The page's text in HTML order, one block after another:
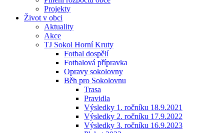
Projekty
Život v obci
Aktuality
Akce
TJ Sokol Horní Kruty
Fotbal dospělí
Fotbalová přípravka
Opravy sokolovny
Běh pro Sokolovnu
Trasa
Pravidla
Výsledky 1. ročníku 18.9.2021
Výsledky 2. ročníku 17.9.2022
Výsledky 3. ročníku 16.9.2023